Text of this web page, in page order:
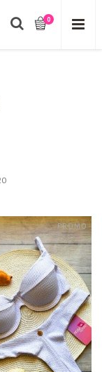
0
PROMO